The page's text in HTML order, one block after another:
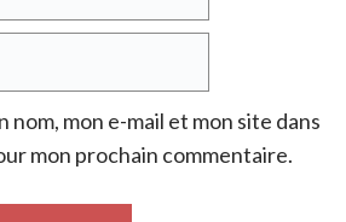
nom, mon e-mail et mon site dans
mon prochain commentaire.